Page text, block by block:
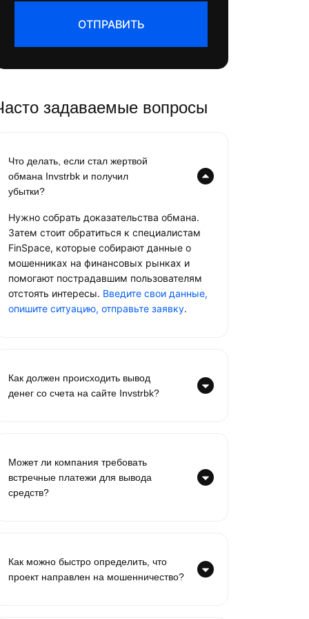
ОТПРАВИТЬ
задаваемые вопросы
Что делать, если стал жертвой
обмана Invstrbk и получил
убытки?
Нужно собрать доказательства обмана.
Затем стоит обратиться к специалистам
FinSpace, которые собирают данные о
мошенниках на финансовых рынках и
помогают пострадавшим пользователям
отстоять интересы. Введите свои данные,
опишите ситуацию, отправьте заявку.
Как должен происходить вывод
денег со счета на сайте Invstrbk?
Может ли компания требовать
встречные платежи для вывода
средств?
Как можно быстро определить, что
проект направлен на мошенничество?